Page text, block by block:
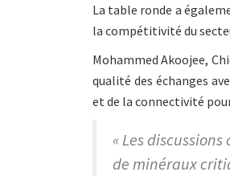
La table ronde a
la compétitivité du
Mohammed Akoojee,
qualité des échanges
et de la connectivité
« Les
de minéraux